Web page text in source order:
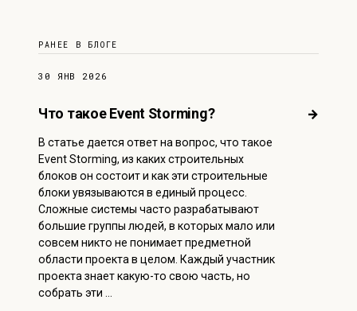
РАНЕЕ В БЛОГЕ
30 ЯНВ 2026
Что такое Event Storming?
В статье дается ответ на вопрос, что такое
Event Storming, из каких строительных
блоков он состоит и как эти строительные
блоки увязываются в единый процесс.
Сложные системы часто разрабатывают
большие группы людей, в которых мало или
совсем никто не понимает предметной
области проекта в целом. Каждый участник
проекта знает какую-то свою часть, но
собрать эти …
→